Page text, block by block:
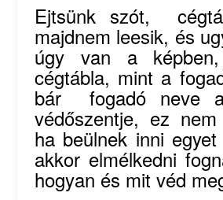
Ejtsünk szót,
majdnem leesik, és
úgy van a
cégtábla, mint a
bár fogadó neve
védőszentje, ez
ha beülnek inni
akkor elmélkedni
hogyan és mit véd